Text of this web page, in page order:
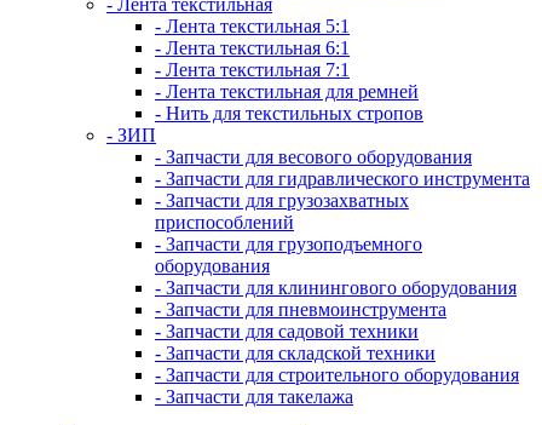
- Лента текстильная 5:1
- Лента текстильная 6:1
- Лента текстильная 7:1
- Лента текстильная для ремней
- Нить для текстильных стропов
- ЗИП
- Запчасти для весового оборудования
- Запчасти для гидравлического инструмента
- Запчасти для грузозахватных
приспособлений
- Запчасти для грузоподъемного
оборудования
- Запчасти для клинингового оборудования
- Запчасти для пневмоинструмента
- Запчасти для садовой техники
- Запчасти для складской техники
- Запчасти для строительного оборудования
- Запчасти для такелажа